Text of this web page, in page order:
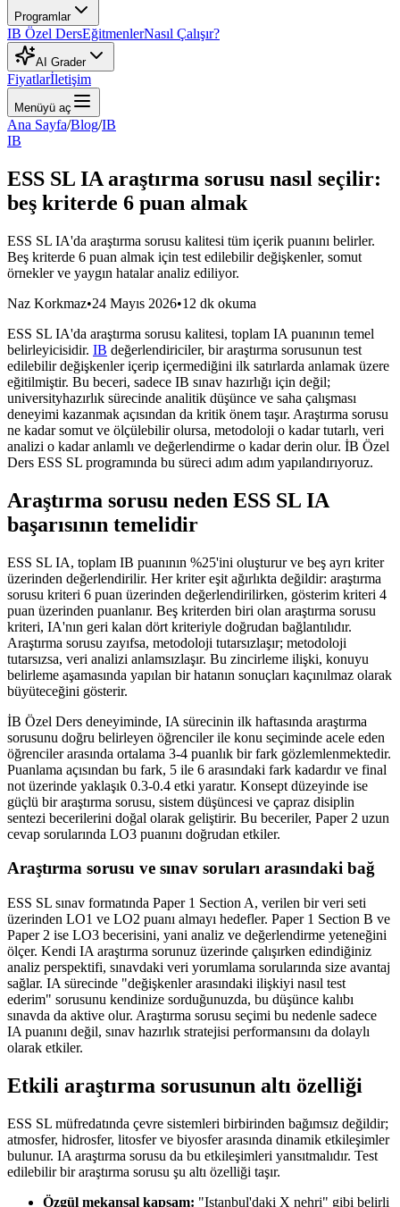
Programlar
IB Özel DersEğitmenlerNasıl Çalışır?
AI Grader
Fiyatlarİletişim
Menüyü aç
Ana Sayfa/Blog/IB
IB
ESS SL IA araştırma sorusu nasıl seçilir:
beş kriterde 6 puan almak
ESS SL IA'da araştırma sorusu kalitesi tüm içerik puanını belirler.
Beş kriterde 6 puan almak için test edilebilir değişkenler, somut
örnekler ve yaygın hatalar analiz ediliyor.
Naz Korkmaz•24 Mayıs 2026•12 dk okuma
ESS SL IA'da araştırma sorusu kalitesi, toplam IA puanının temel
belirleyicisidir. IB değerlendiriciler, bir araştırma sorusunun test
edilebilir değişkenler içerip içermediğini ilk satırlarda anlamak üzere
eğitilmiştir. Bu beceri, sadece IB sınav hazırlığı için değil;
universityhazırlık sürecinde analitik düşünce ve saha çalışması
deneyimi kazanmak açısından da kritik önem taşır. Araştırma sorusu
ne kadar somut ve ölçülebilir olursa, metodoloji o kadar tutarlı, veri
analizi o kadar anlamlı ve değerlendirme o kadar derin olur. İB Özel
Ders ESS SL programında bu süreci adım adım yapılandırıyoruz.
Araştırma sorusu neden ESS SL IA
başarısının temelidir
ESS SL IA, toplam IB puanının %25'ini oluşturur ve beş ayrı kriter
üzerinden değerlendirilir. Her kriter eşit ağırlıkta değildir: araştırma
sorusu kriteri 6 puan üzerinden değerlendirilirken, gösterim kriteri 4
puan üzerinden puanlanır. Beş kriterden biri olan araştırma sorusu
kriteri, IA'nın geri kalan dört kriteriyle doğrudan bağlantılıdır.
Araştırma sorusu zayıfsa, metodoloji tutarsızlaşır; metodoloji
tutarsızsa, veri analizi anlamsızlaşır. Bu zincirleme ilişki, konuyu
belirleme aşamasında yapılan bir hatanın sonuçları kaçınılmaz olarak
büyüteceğini gösterir.
İB Özel Ders deneyiminde, IA sürecinin ilk haftasında araştırma
sorusunu doğru belirleyen öğrenciler ile konu seçiminde acele eden
öğrenciler arasında ortalama 3-4 puanlık bir fark gözlemlenmektedir.
Puanlama açısından bu fark, 5 ile 6 arasındaki fark kadardır ve final
not üzerinde yaklaşık 0.3-0.4 etki yaratır. Konsept düzeyinde ise
güçlü bir araştırma sorusu, sistem düşüncesi ve çapraz disiplin
sentezi becerilerini doğal olarak geliştirir. Bu beceriler, Paper 2 uzun
cevap sorularında LO3 puanını doğrudan etkiler.
Araştırma sorusu ve sınav soruları arasındaki bağ
ESS SL sınav formatında Paper 1 Section A, verilen bir veri seti
üzerinden LO1 ve LO2 puanı almayı hedefler. Paper 1 Section B ve
Paper 2 ise LO3 becerisini, yani analiz ve değerlendirme yeteneğini
ölçer. Kendi IA araştırma sorunuz üzerinde çalışırken edindiğiniz
analiz perspektifi, sınavdaki veri yorumlama sorularında size avantaj
sağlar. IA sürecinde "değişkenler arasındaki ilişkiyi nasıl test
ederim" sorusunu kendinize sorduğunuzda, bu düşünce kalıbı
sınavda da aktive olur. Araştırma sorusu seçimi bu nedenle sadece
IA puanını değil, sınav hazırlık stratejisi performansını da dolaylı
olarak etkiler.
Etkili araştırma sorusunun altı özelliği
ESS SL müfredatında çevre sistemleri birbirinden bağımsız değildir;
atmosfer, hidrosfer, litosfer ve biyosfer arasında dinamik etkileşimler
bulunur. IA araştırma sorusu da bu etkileşimleri yansıtmalıdır. Test
edilebilir bir araştırma sorusu şu altı özelliği taşır.
Özgül mekansal kapsam: "Istanbul'daki X nehri" gibi belirli